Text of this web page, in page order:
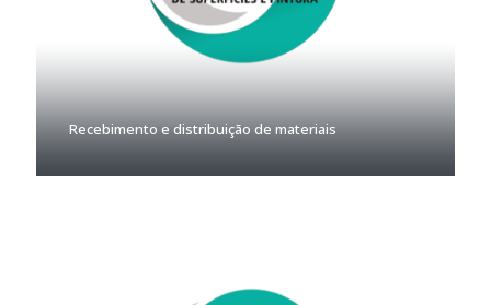
Recebimento e distribuição de materiais